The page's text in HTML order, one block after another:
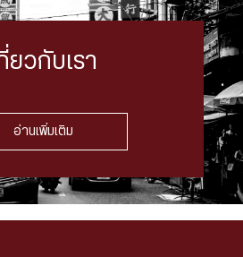
ยวกับเรา
อ่านเพิ่มเติม